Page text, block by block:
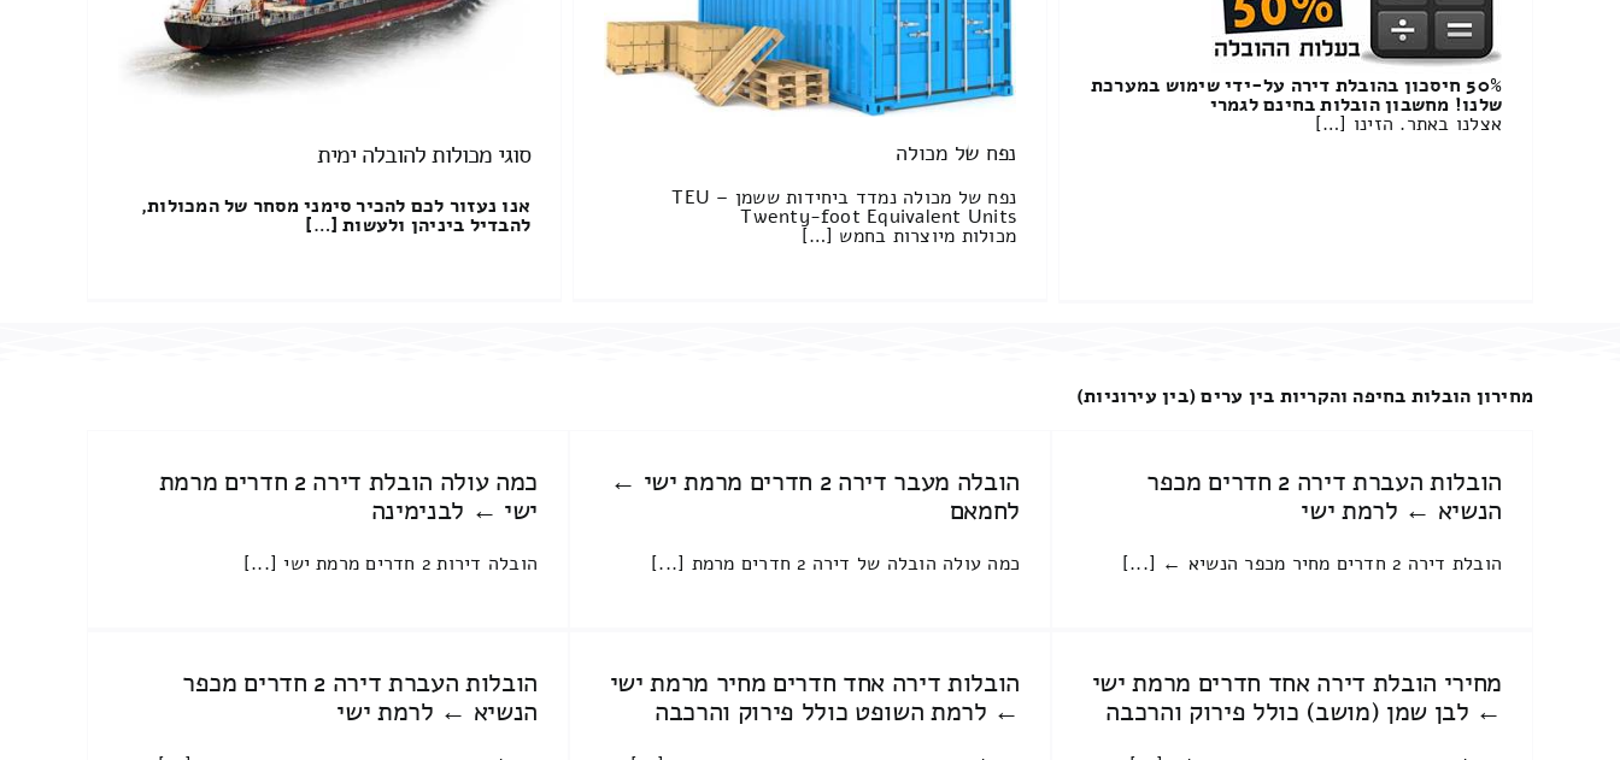
50% חיסכון בהובלת דירה על-ידי שימוש במערכת
שלנו! מחשבון הובלות בחינם לגמרי
אצלנו באתר. הזינו […]
נפח של מכולה
נפח של מכולה נמדד ביחידות ששמן TEU –
Twenty-foot Equivalent Units
מכולות מיוצרות בחמש […]
סוגי מכולות להובלה ימית
אנו נעזור לכם להכיר סימני מסחר של המכולות,
להבדיל ביניהן ולעשות […]
מחירון הובלות בחיפה והקריות בין ערים (בין עירוניות)
הובלות העברת דירה 2 חדרים מכפר
הנשיא ← לרמת ישי
הובלת דירה 2 חדרים מחיר מכפר הנשיא ← [...]
הובלה מעבר דירה 2 חדרים מרמת ישי ←
לחמאם
כמה עולה הובלה של דירה 2 חדרים מרמת [...]
כמה עולה הובלת דירה 2 חדרים מרמת
ישי ← לבנימינה
הובלה דירות 2 חדרים מרמת ישי [...]
מחירי הובלת דירה אחד חדרים מרמת ישי
← לבן שמן (מושב) כולל פירוק והרכבה
הובלות דירה אחד חדרים מחיר מרמת ישי
← לרמת השופט כולל פירוק והרכבה
הובלות העברת דירה 2 חדרים מכפר
הנשיא ← לרמת ישי